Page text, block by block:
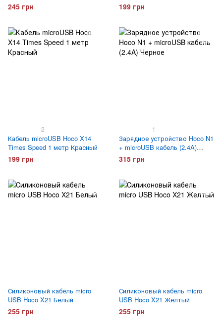
245 грн 199 грн
2
Кабель microUSB Hoco X14
Times Speed 1 метр Красный
199 грн
1
Зарядное устройство Hoco N1
+ microUSB кабель (2.4A)
Черное
315 грн
Силиконовый кабель micro
USB Hoco X21 Белый
255 грн
Силиконовый кабель micro
USB Hoco X21 Желтый
255 грн